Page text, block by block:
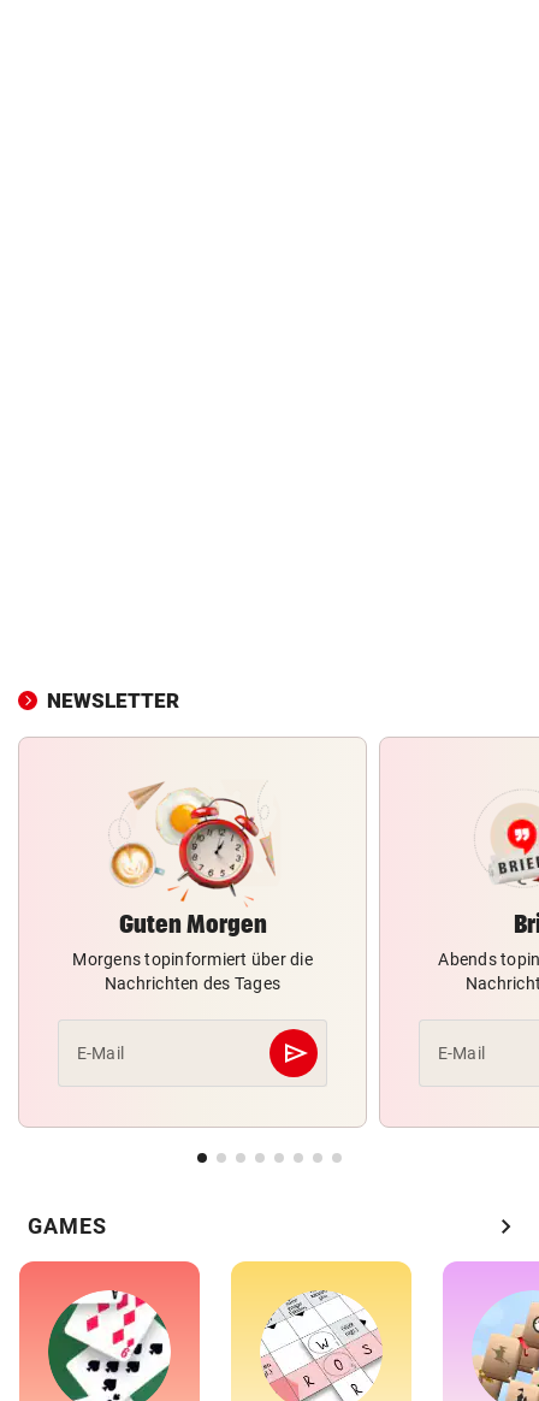
NEWSLETTER
Guten Morgen
Morgens topinformiert über die
Nachrichten des Tages
E-Mail send
Abschicken
Abends
E-Mail
GAMES chevron_right